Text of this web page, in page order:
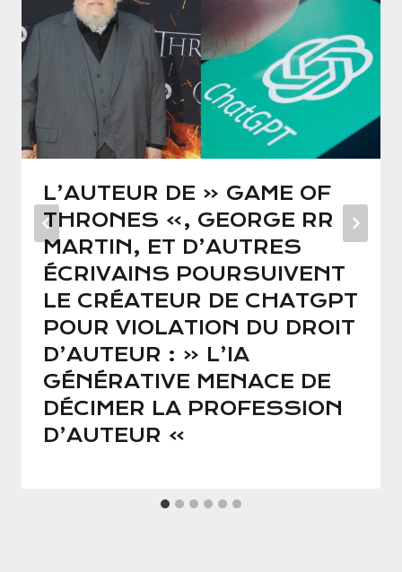
L’AUTEUR DE « GAME OF
THRONES », GEORGE RR
MARTIN, ET D’AUTRES
ÉCRIVAINS POURSUIVENT
LE CRÉATEUR DE CHATGPT
POUR VIOLATION DU DROIT
D’AUTEUR : « L’IA
GÉNÉRATIVE MENACE DE
DÉCIMER LA PROFESSION
D’AUTEUR »